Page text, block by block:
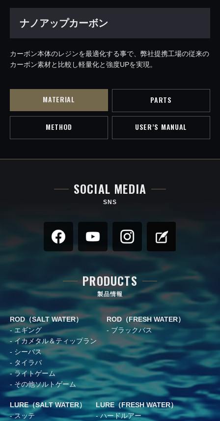
ナノアップカーボン
カーボン本体のレジンを最適化する事で、弊社提携工場の従来の
カーボン素材と比較し軽量化と強度UPを実現。
MATERIAL PARTS
METHOD USER’S MANUAL
SOCIAL MEDIA
SNS
PRODUCTS
製品情報
ROD（SALT WATER）
エギング
イカメタル＆ティップラン
シーバス
タイラバ
ライトゲーム
その他ソルトゲーム
ROD（FRESH WATER）
ブラックバス
LURE（SALT WATER）
スッテ
LURE（FRESH WATER）
ハードルアー